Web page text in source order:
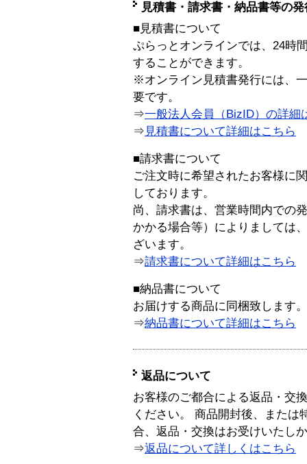
見積書・請求書・納品書等の
■見積書について
ぷらっとオンラインでは、24時
することができます。
※オンライン見積書発行には、
要です。
⇒一般法人会員（BizID）の詳細
⇒ 見積書について詳細はこちら
■請求書について
ご注文時に希望されたお客様に
しております。
尚、請求書は、営業時間内での
かかる場合等）によりましては
ざいます。
⇒請求書について詳細はこちら
■納品書について
お届けする商品に同梱致します。
⇒納品書について詳細はこちら
返品について
お客様のご都合による返品・交
ください。 商品開封後、または
合、返品・交換はお受けいたし
⇒返品について詳しくはこちら